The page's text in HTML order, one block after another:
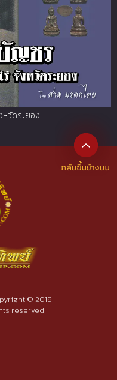
วัดระยอง
© 2019
reserved